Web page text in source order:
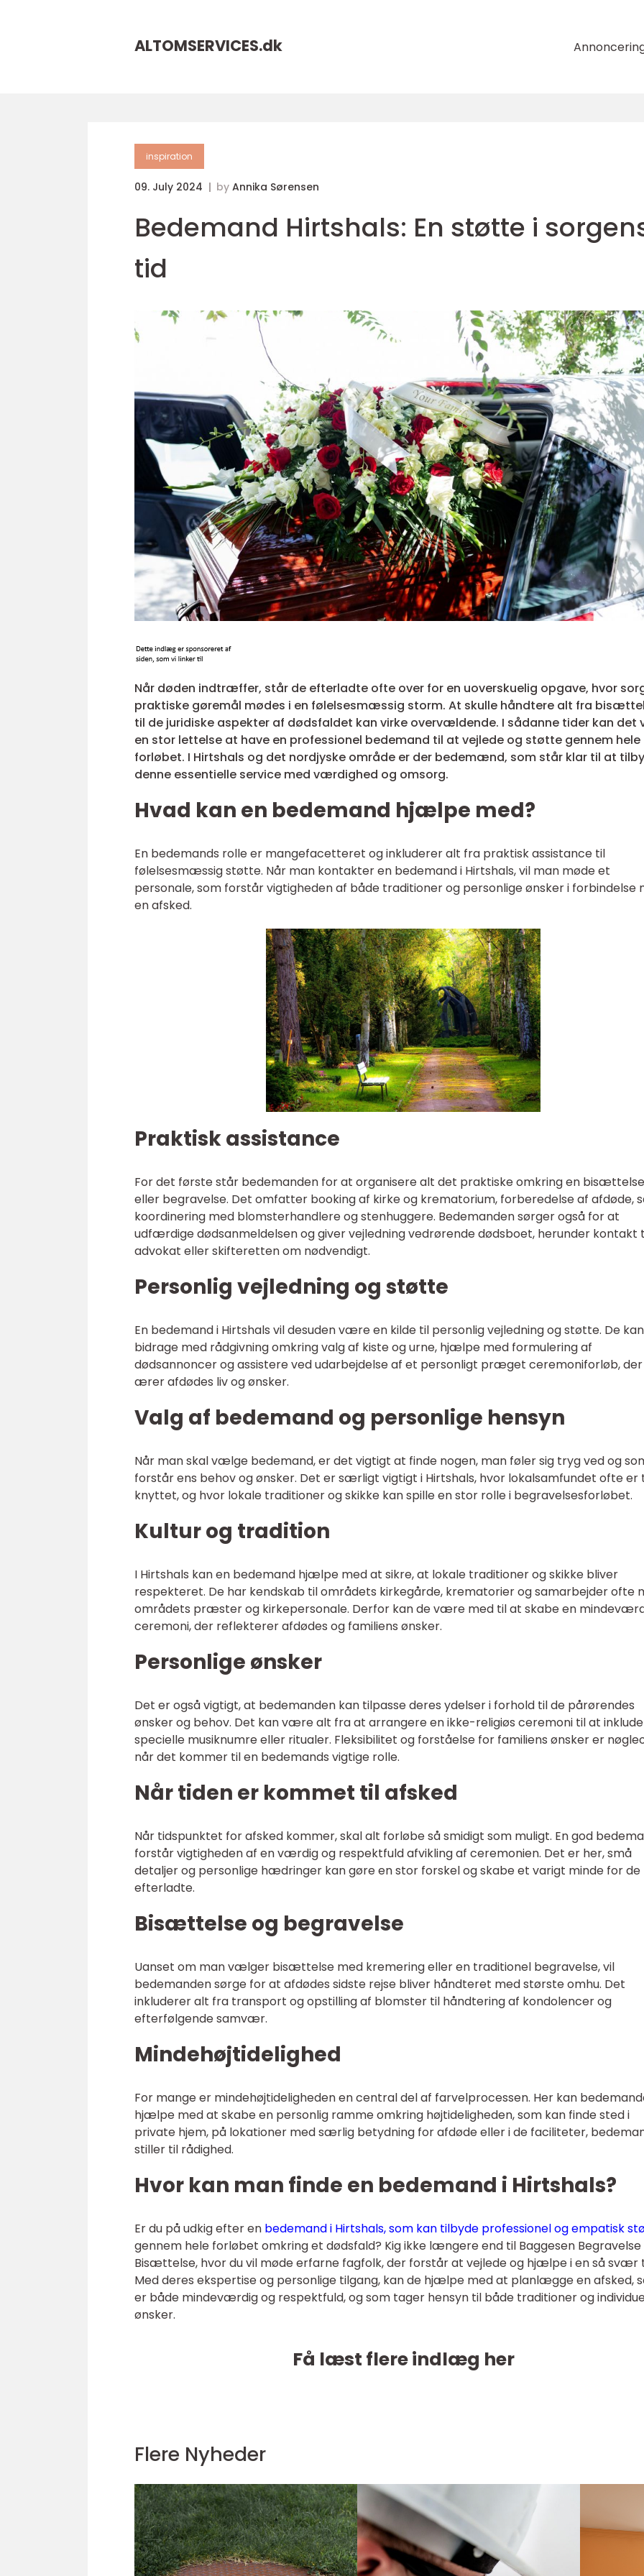
ALTOMSERVICES.dk
inspiration
09. July 2024 by Annika Sørensen
Bedemand Hirtshals: En støtte i
tid
Når døden indtræffer, står de efterladte ofte over for en uoverskuelig opgave, hvor
praktiske gøremål mødes i en følelsesmæssig storm. At skulle håndtere alt fra
til de juridiske aspekter af dødsfaldet kan virke overvældende. I sådanne tider kan det
en stor lettelse at have en professionel bedemand til at vejlede og støtte gennem hele
forløbet. I Hirtshals og det nordjyske område er der bedemænd, som står klar til at
denne essentielle service med værdighed og omsorg.
Hvad kan en bedemand hjælpe med?
En bedemands rolle er mangefacetteret og inkluderer alt fra praktisk assistance til
følelsesmæssig støtte. Når man kontakter en bedemand i Hirtshals, vil man møde et
personale, som forstår vigtigheden af både traditioner og personlige ønsker i forbindelse
en afsked.
Praktisk assistance
For det første står bedemanden for at organisere alt det praktiske omkring en bisættelse
eller begravelse. Det omfatter booking af kirke og krematorium, forberedelse af afdøde,
koordinering med blomsterhandlere og stenhuggere. Bedemanden sørger også for at
udfærdige dødsanmeldelsen og giver vejledning vedrørende dødsboet, herunder kontakt
advokat eller skifteretten om nødvendigt.
Personlig vejledning og støtte
En bedemand i Hirtshals vil desuden være en kilde til personlig vejledning og støtte. De kan
bidrage med rådgivning omkring valg af kiste og urne, hjælpe med formulering af
dødsannoncer og assistere ved udarbejdelse af et personligt præget ceremoniforløb, der
ærer afdødes liv og ønsker.
Valg af bedemand og personlige hensyn
Når man skal vælge bedemand, er det vigtigt at finde nogen, man føler sig tryg ved og
forstår ens behov og ønsker. Det er særligt vigtigt i Hirtshals, hvor lokalsamfundet ofte
knyttet, og hvor lokale traditioner og skikke kan spille en stor rolle i begravelsesforløbet.
Kultur og tradition
I Hirtshals kan en bedemand hjælpe med at sikre, at lokale traditioner og skikke bliver
respekteret. De har kendskab til områdets kirkegårde, krematorier og samarbejder ofte
områdets præster og kirkepersonale. Derfor kan de være med til at skabe en
ceremoni, der reflekterer afdødes og familiens ønsker.
Personlige ønsker
Det er også vigtigt, at bedemanden kan tilpasse deres ydelser i forhold til de pårørendes
ønsker og behov. Det kan være alt fra at arrangere en ikke-religiøs ceremoni til at
specielle musiknumre eller ritualer. Fleksibilitet og forståelse for familiens ønsker er
når det kommer til en bedemands vigtige rolle.
Når tiden er kommet til afsked
Når tidspunktet for afsked kommer, skal alt forløbe så smidigt som muligt. En god
forstår vigtigheden af en værdig og respektfuld afvikling af ceremonien. Det er her, små
detaljer og personlige hædringer kan gøre en stor forskel og skabe et varigt minde for de
efterladte.
Bisættelse og begravelse
Uanset om man vælger bisættelse med kremering eller en traditionel begravelse, vil
bedemanden sørge for at afdødes sidste rejse bliver håndteret med største omhu. Det
inkluderer alt fra transport og opstilling af blomster til håndtering af kondolencer og
efterfølgende samvær.
Mindehøjtidelighed
For mange er mindehøjtideligheden en central del af farvelprocessen. Her kan
hjælpe med at skabe en personlig ramme omkring højtideligheden, som kan finde sted i
private hjem, på lokationer med særlig betydning for afdøde eller i de faciliteter,
stiller til rådighed.
Hvor kan man finde en bedemand i Hirtshals?
Er du på udkig efter en bedemand i Hirtshals, som kan tilbyde professionel og empatisk
gennem hele forløbet omkring et dødsfald? Kig ikke længere end til Baggesen Begravelse
Bisættelse, hvor du vil møde erfarne fagfolk, der forstår at vejlede og hjælpe i en så svær
Med deres ekspertise og personlige tilgang, kan de hjælpe med at planlægge en afsked,
er både mindeværdig og respektfuld, og som tager hensyn til både traditioner og
ønsker.
Få læst flere indlæg her
Flere Nyheder